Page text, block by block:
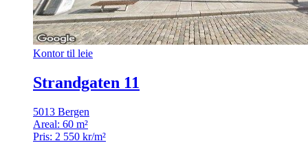
Kontor til leie
Strandgaten 11
5013 Bergen
Areal: 60 m²
Pris: 2 550 kr/m²